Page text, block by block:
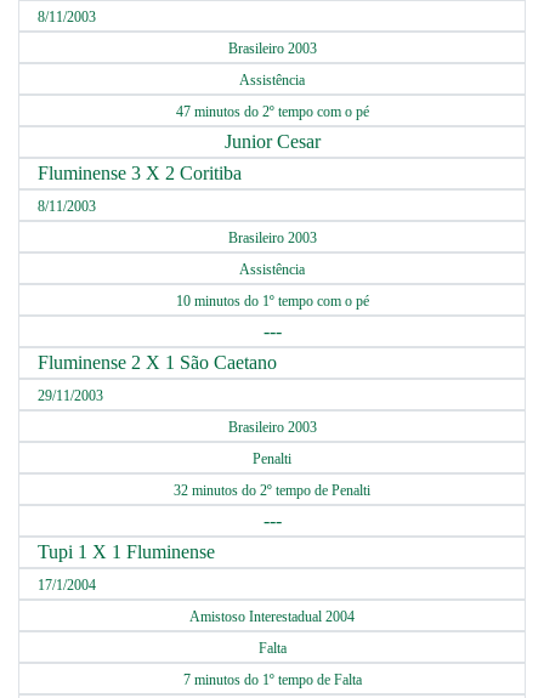
8/11/2003
Brasileiro 2003
Assistência
47 minutos do 2º tempo com o pé
Junior Cesar
Fluminense 3 X 2 Coritiba
8/11/2003
Brasileiro 2003
Assistência
10 minutos do 1º tempo com o pé
---
Fluminense 2 X 1 São Caetano
29/11/2003
Brasileiro 2003
Penalti
32 minutos do 2º tempo de Penalti
---
Tupi 1 X 1 Fluminense
17/1/2004
Amistoso Interestadual 2004
Falta
7 minutos do 1º tempo de Falta